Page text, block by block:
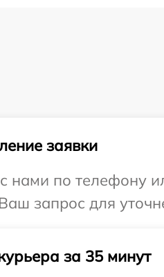
заявки
нами по телефону
запрос для
за 35 минут